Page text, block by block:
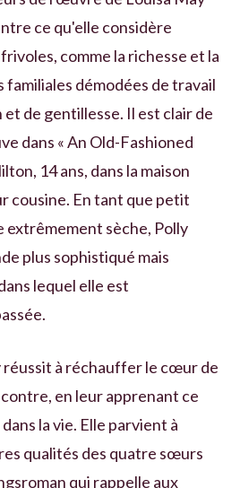
ce qu'elle considère
comme la richesse et la
familiales démodées de travail
de gentillesse. Il est clair de
dans « An Old-Fashioned
14 ans, dans la maison
cousine. En tant que petit
extrêmement sèche, Polly
plus sophistiqué mais
lequel elle est
à réchauffer le cœur de
en leur apprenant ce
la vie. Elle parvient à
qualités des quatre sœurs
qui rappelle aux